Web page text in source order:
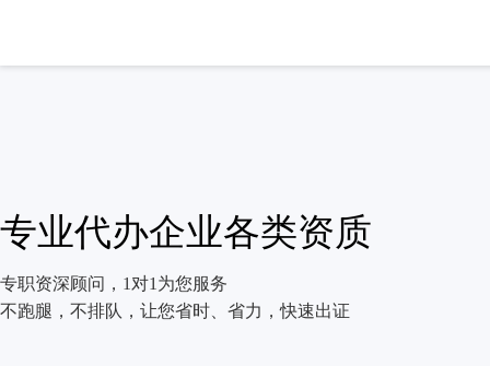
专业代办企业各类资质
专职资深顾问，1对1为您服务
不跑腿，不排队，让您省时、省力，快速出证